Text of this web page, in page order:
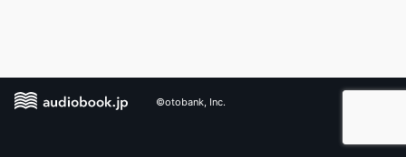
©otobank, Inc.